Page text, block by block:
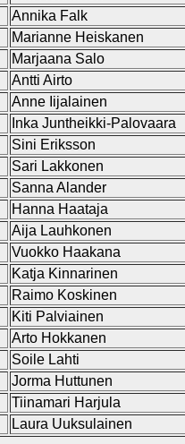
Annika Falk
Marianne Heiskanen
Marjaana Salo
Antti Airto
Anne Iijalainen
Inka Juntheikki-Palovaara
Sini Eriksson
Sari Lakkonen
Sanna Alander
Hanna Haataja
Aija Lauhkonen
Vuokko Haakana
Katja Kinnarinen
Raimo Koskinen
Kiti Palviainen
Arto Hokkanen
Soile Lahti
Jorma Huttunen
Tiinamari Harjula
Laura Uuksulainen